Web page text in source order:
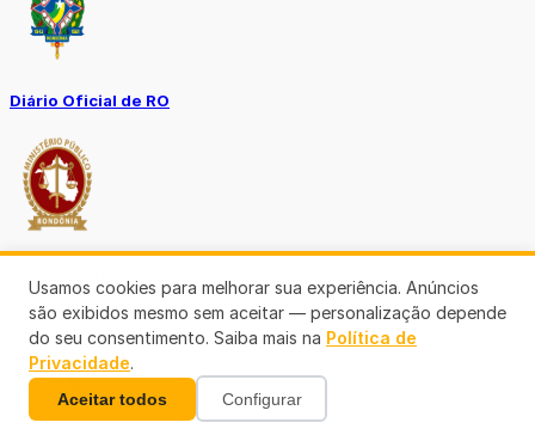
Diário Oficial de RO
Usamos cookies para melhorar sua experiência. Anúncios
são exibidos mesmo sem aceitar — personalização depende
do seu consentimento. Saiba mais na Política de
Privacidade.
Aceitar todos Configurar